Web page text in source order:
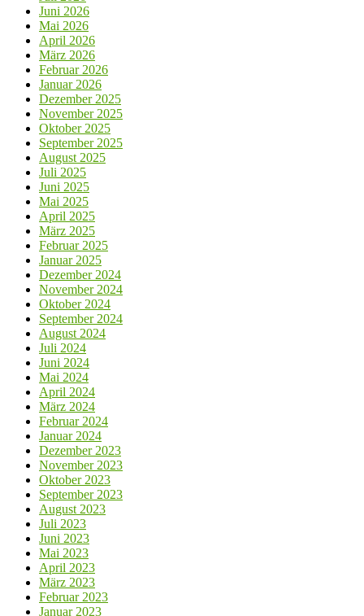
Juni 2026
Mai 2026
April 2026
März 2026
Februar 2026
Januar 2026
Dezember 2025
November 2025
Oktober 2025
September 2025
August 2025
Juli 2025
Juni 2025
Mai 2025
April 2025
März 2025
Februar 2025
Januar 2025
Dezember 2024
November 2024
Oktober 2024
September 2024
August 2024
Juli 2024
Juni 2024
Mai 2024
April 2024
März 2024
Februar 2024
Januar 2024
Dezember 2023
November 2023
Oktober 2023
September 2023
August 2023
Juli 2023
Juni 2023
Mai 2023
April 2023
März 2023
Februar 2023
Januar 2023